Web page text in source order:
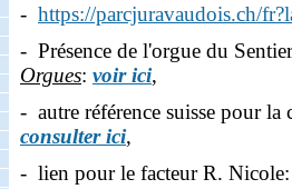
- https://parcjuravaudois.ch/
- Présence de l'orgue du
Orgues: voir ici,
- autre référence suisse pour
consulter ici,
- lien pour le facteur R.